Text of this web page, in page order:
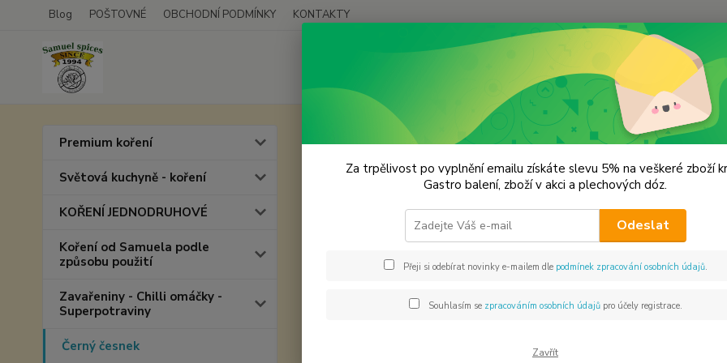
Blog POŠTOVNÉ OBCHODNÍ PODMÍNKY KONTAKTY
Premium koření
Světová kuchyně - koření
KOŘENÍ JEDNODRUHOVÉ
Koření od Samuela podle
způsobu použití
Zavařeniny - Chilli omáčky -
Superpotraviny
Černý česnek
Černý česnek Černý česnek 1 kus
Černý česnek 1 kus
na
Za trpělivost po vyplnění emailu získáte slevu 5% na veškeré zboží
Gastro balení, zboží v akci a plechových dóz.
Odeslat
Přeji si odebírat novinky e-mailem dle podmínek zpracování osobních údajů.
Souhlasím se zpracováním osobních údajůpro účely registrace.
Zavřít